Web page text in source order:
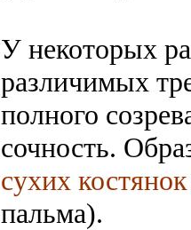
У некоторых
различимых
полного
сочность.
сухих костянок
пальма).